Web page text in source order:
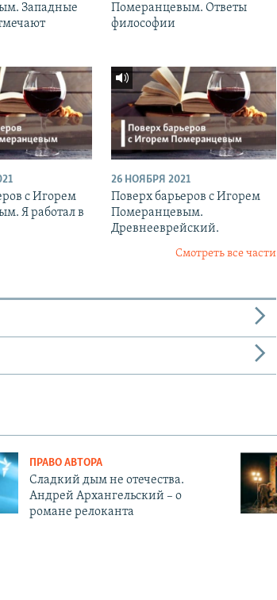
Западные
Померанцевым. Ответы
философии
с Игорем
Я работал в
26 НОЯБРЯ 2021
Поверх барьеров с Игорем
Померанцевым.
Древнееврейский.
Смотреть все части
ПРАВО АВТОРА
Сладкий дым не отечества.
Андрей Архангельский – о
романе релоканта